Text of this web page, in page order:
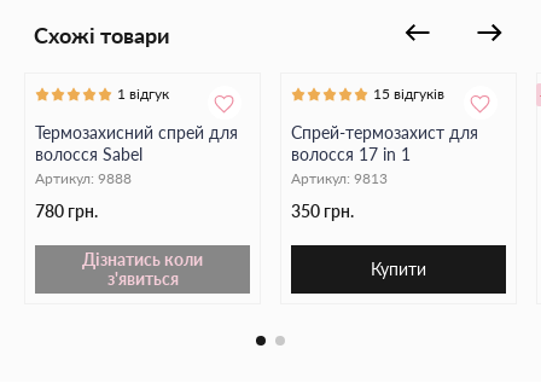
Схожі товари
1 відгук
Термозахисний спрей для
волосся Sabel
Артикул: 9888
780 грн.
Дізнатись коли
з'явиться
15 відгуків
Спрей-термозахист для
волосся 17 in 1
Артикул: 9813
350 грн.
Купити